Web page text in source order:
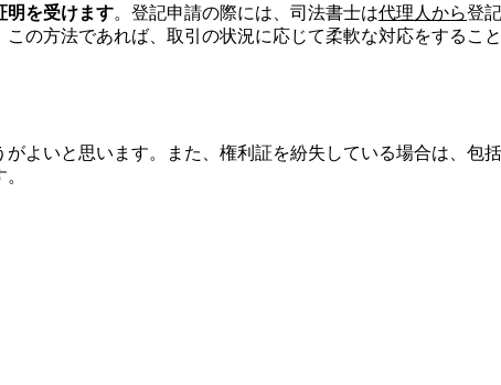
明を受けます。登記申請の際には、司法書士は代理人から登
方法であれば、取引の状況に応じて柔軟な対応をすること
よいと思います。また、権利証を紛失している場合は、包